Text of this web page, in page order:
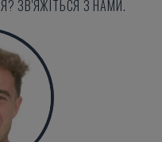
ЗВ'ЯЖІТЬСЯ З НАМИ.